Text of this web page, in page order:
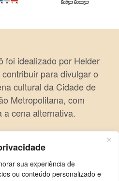
sua experiência de
ou conteúdo personalizado e
foi idealizado por Helder
para divulgar o
cultural da Cidade de
Metropolitana, com
a cena alternativa.